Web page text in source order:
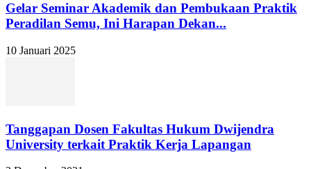
Gelar Seminar Akademik dan Pembukaan Praktik
Peradilan Semu, Ini Harapan Dekan...
10 Januari 2025
Tanggapan Dosen Fakultas Hukum Dwijendra
University terkait Praktik Kerja Lapangan